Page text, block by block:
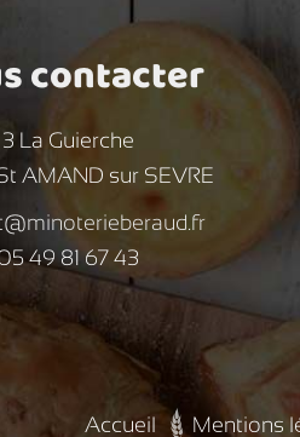
contacter
3 La Guierche
AMAND sur SEVRE
49 81 67 43
Accueil Mentions